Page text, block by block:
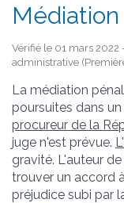
Vérifié le 01 mars
administrative
La médiation
poursuites dans
procureur de la
juge n'est prévue.
gravité. L'auteur
trouver un accord
préjudice subi par